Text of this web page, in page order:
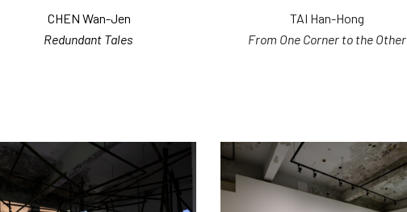
CHEN Wan-Jen
Redundant Tales
TAI Han-Hong
From One Corner to the Other